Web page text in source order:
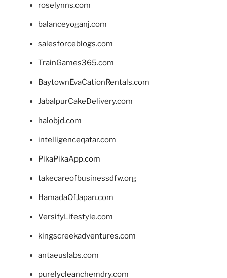
roselynns.com
balanceyoganj.com
salesforceblogs.com
TrainGames365.com
BaytownEvaCationRentals.com
JabalpurCakeDelivery.com
halobjd.com
intelligenceqatar.com
PikaPikaApp.com
takecareofbusinessdfw.org
HamadaOfJapan.com
VersifyLifestyle.com
kingscreekadventures.com
antaeuslabs.com
purelycleanchemdry.com